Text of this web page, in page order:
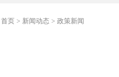
首页 > 新闻动态 > 政策新闻